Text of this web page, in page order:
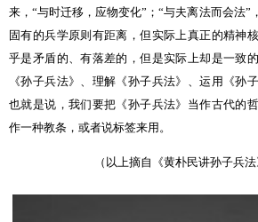
来，“与时迁移，应物变化”；“与夫离法而会法”
固有的兵学原则有距离，但实际上真正的精神
乎是矛盾的、有落差的，但是实际上却是一致
《孙子兵法》、理解《孙子兵法》、运用《孙
也就是说，我们要把《孙子兵法》当作古代的
作一种教条，或者说标签来用。
（以上摘自《黄朴民讲孙子兵法